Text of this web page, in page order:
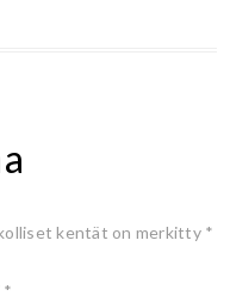
kentät on merkitty *
*